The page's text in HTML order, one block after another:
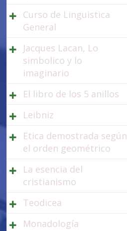
Curso de Linguistica
General
Jacques Lacan, Lo
simbolico y lo
imaginario
El libro de los 5 anillos
Leibniz
Etica demostrada según
el orden geométrico
La esencia del
cristianismo
Teodicea
Monadología